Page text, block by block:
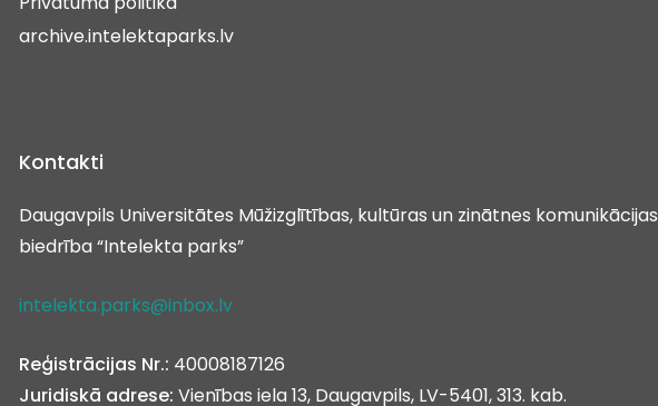
archive.intelektaparks.lv
Kontakti
Daugavpils Universitātes Mūžizglītības, kultūras un zinātnes komunikācijas
biedrība “Intelekta parks”
intelekta.parks@inbox.lv
Reģistrācijas Nr.: 40008187126
Juridiskā adrese: Vienības iela 13, Daugavpils, LV-5401, 313. kab.